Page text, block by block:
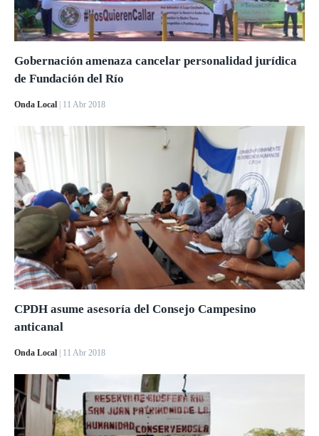
Gobernación amenaza cancelar personalidad jurídica
de Fundación del Río
Onda Local | 11 Abr 2018
CPDH asume asesoría del Consejo Campesino
anticanal
Onda Local | 11 Abr 2018